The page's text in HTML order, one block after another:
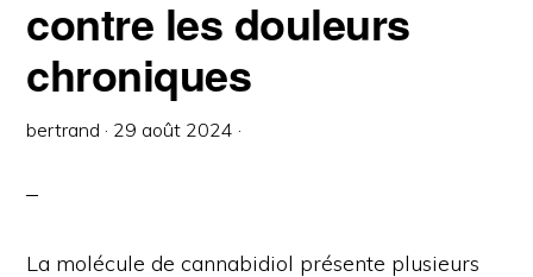
contre les douleurs
chroniques
bertrand · 29 août 2024 ·
La molécule de cannabidiol présente plusieurs